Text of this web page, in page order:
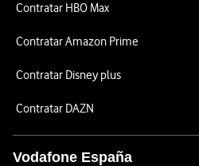
Contratar HBO Max
Contratar Amazon Prime
Contratar Disney plus
Contratar DAZN
Vodafone España